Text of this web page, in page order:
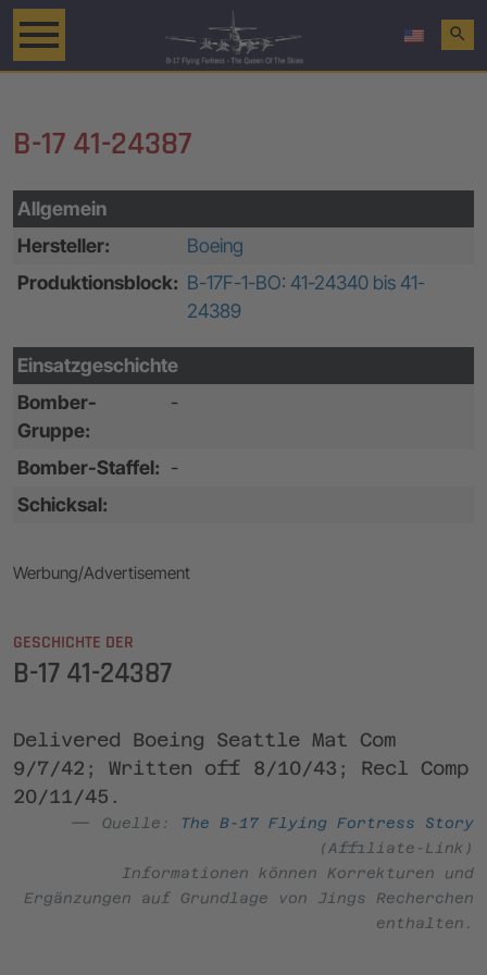
search
B-17 41-24387
Allgemein
Hersteller:
Boeing
Produktionsblock: B-17F-1-BO: 41-24340 bis 41-
24389
Einsatzgeschichte
Bomber-
Gruppe:
-
Bomber-Staffel: -
Schicksal:
Werbung/Advertisement
GESCHICHTE DER
B-17 41-24387
Delivered Boeing Seattle Mat Com
9/7/42; Written off 8/10/43; Recl Comp
20/11/45.
Quelle:
The B-17 Flying Fortress Story
(Affiliate-Link)
Informationen können Korrekturen und
Ergänzungen auf Grundlage von Jings Recherchen
enthalten.